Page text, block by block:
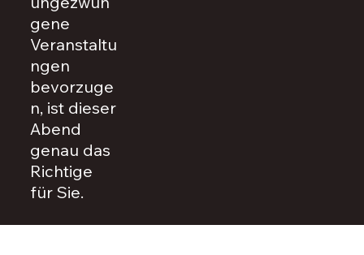
gene
Veranstaltu
ngen
bevorzuge
n, ist dieser
Abend
genau das
Richtige
für Sie.